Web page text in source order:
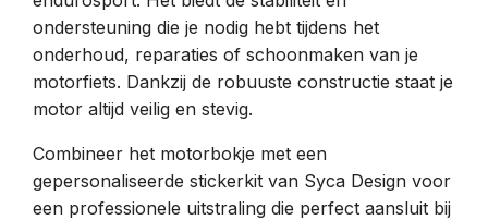
ondersteuning die je nodig hebt tijdens het
onderhoud, reparaties of schoonmaken van je
motorfiets. Dankzij de robuuste constructie staat je
motor altijd veilig en stevig.
Combineer het motorbokje met een
gepersonaliseerde stickerkit van Syca Design voor
een professionele uitstraling die perfect aansluit bij